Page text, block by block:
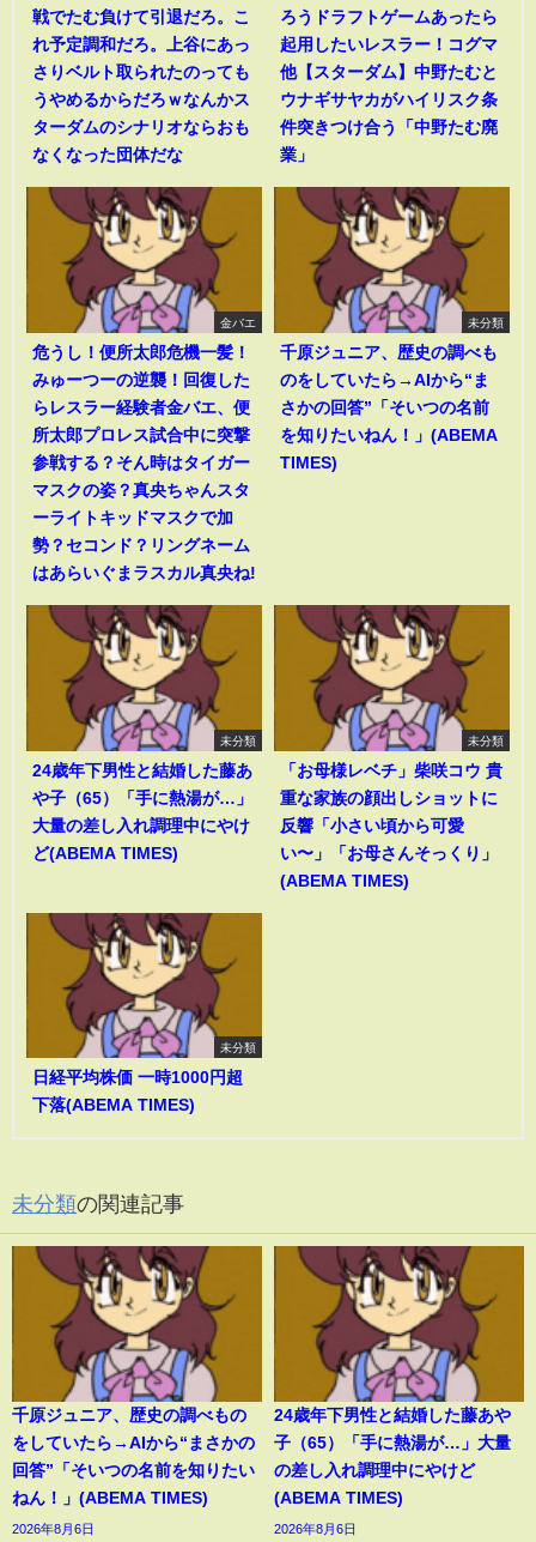
戦でたむ負けて引退だろ。こ
れ予定調和だろ。上谷にあっ
さりベルト取られたのっても
うやめるからだろｗなんかス
ターダムのシナリオならおも
なくなった団体だな
ろうドラフトゲームあったら
起用したいレスラー！コグマ
他【スターダム】中野たむと
ウナギサヤカがハイリスク条
件突きつけ合う「中野たむ廃
業」
金バエ
危うし！便所太郎危機一髪！
みゅーつーの逆襲！回復した
らレスラー経験者金バエ、便
所太郎プロレス試合中に突撃
参戦する？そん時はタイガー
マスクの姿？真央ちゃんスタ
ーライトキッドマスクで加
勢？セコンド？リングネーム
はあらいぐまラスカル真央ね!
未分類
千原ジュニア、歴史の調べも
のをしていたら→AIから“ま
さかの回答”「そいつの名前
を知りたいねん！」(ABEMA
TIMES)
未分類
24歳年下男性と結婚した藤あ
や子（65）「手に熱湯が…」
大量の差し入れ調理中にやけ
ど(ABEMA TIMES)
未分類
「お母様レベチ」柴咲コウ 貴
重な家族の顔出しショットに
反響「小さい頃から可愛
い〜」「お母さんそっくり」
(ABEMA TIMES)
未分類
日経平均株価 一時1000円超
下落(ABEMA TIMES)
未分類の関連記事
千原ジュニア、歴史の調べもの
をしていたら→AIから“まさかの
回答”「そいつの名前を知りたい
ねん！」(ABEMA TIMES)
2026年8月6日
24歳年下男性と結婚した藤あや
子（65）「手に熱湯が…」大量
の差し入れ調理中にやけど
(ABEMA TIMES)
2026年8月6日